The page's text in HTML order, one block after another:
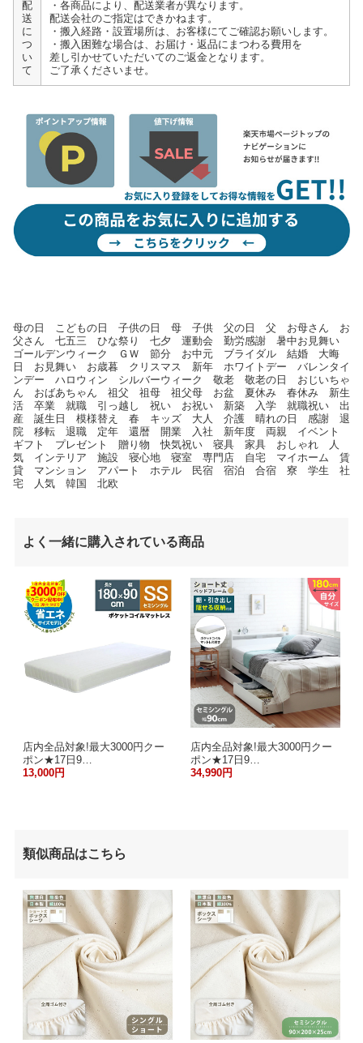
配
送
に
つ
い
て
・各商品により、配送業者が異なります。
配送会社のご指定はできかねます。
・搬入経路・設置場所は、お客様にてご確認お願いします。
・搬入困難な場合は、お届け・返品にまつわる費用を
差し引かせていただいてのご返金となります。
ご了承くださいませ。
母の日 こどもの日 子供の日 母 子供 父の日 父 お母さん お
父さん 七五三 ひな祭り 七夕 運動会 勤労感謝 暑中お見舞い
ゴールデンウィーク ＧＷ 節分 お中元 ブライダル 結婚 大晦
日 お見舞い お歳暮 クリスマス 新年 ホワイトデー バレンタイ
ンデー ハロウィン シルバーウィーク 敬老 敬老の日 おじいちゃ
ん おばあちゃん 祖父 祖母 祖父母 お盆 夏休み 春休み 新生
活 卒業 就職 引っ越し 祝い お祝い 新築 入学 就職祝い 出
産 誕生日 模様替え 春 キッズ 大人 介護 晴れの日 感謝 退
院 移転 退職 定年 還暦 開業 入社 新年度 両親 イベント
ギフト プレゼント 贈り物 快気祝い 寝具 家具 おしゃれ 人
気 インテリア 施設 寝心地 寝室 専門店 自宅 マイホーム 賃
貸 マンション アパート ホテル 民宿 宿泊 合宿 寮 学生 社
宅 人気 韓国 北欧
よく一緒に購入されている商品
店内全品対象!最大3000円クー
ポン★17日9…
13,000円
店内全品対象!最大3000円クー
ポン★17日9…
34,990円
類似商品はこちら